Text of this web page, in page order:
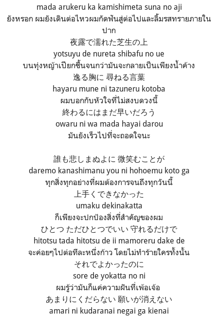
mada arukeru ka kamishimeta suna no aji
ยังหรอก ผมยังเดินต่อไหวผมกัดฟันสู่ต่อไปและลิ้มรสทรายภายใน
ปาก
夜露で濡れた芝生の上
yotsuyu de nureta shibafu no ue
บนทุ่งหญ้าเปียกชื้นจนกว่ามันจะกลายเป็นเพียงน้ำค้าง
逸る胸に 尋ねる言葉
hayaru mune ni tazuneru kotoba
ผมบอกกับหัวใจที่ไม่สงบดวงนี้
終わるにはまだ早いだろう
owaru ni wa mada hayai darou
มันยังเร็วไปที่จะถอดใจนะ
誰も悲しまぬよに 微笑むことが
daremo kanashimanu you ni hohoemu koto ga
ทุกสิ่งทุกอย่างที่ผมต้องการจนถึงทุกวันนี้
上手くできなかった
umaku dekinakatta
ก็เพียงจะปกป้องสิ่งที่สำคัญของผม
ひとつ ただひとつでいい 守れるだけで
hitotsu tada hitotsu de ii mamoreru dake de
จะค่อยๆไปต่อทีละหนึ่งก้าว โดยไม่ทำร้ายใครทั้งนั้น
それでよかったのに
sore de yokatta no ni
ผมรู้ว่ามันก็แค่ความฝันที่เพ้อเจ้อ
あまりにくだらない 願いが消えない
amari ni kudaranai negai ga kienai